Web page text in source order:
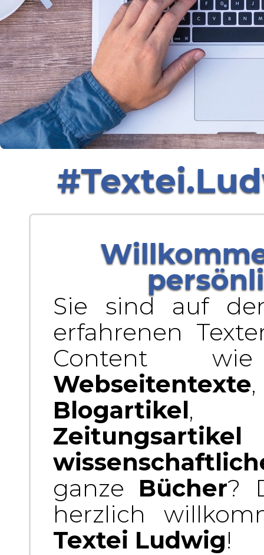
Sie sind auf
erfahrenen
Content
Webseitentexte
Blogartikel
Zeitungsartikel
ganze Bücher?
herzlich
Textei Ludwig!